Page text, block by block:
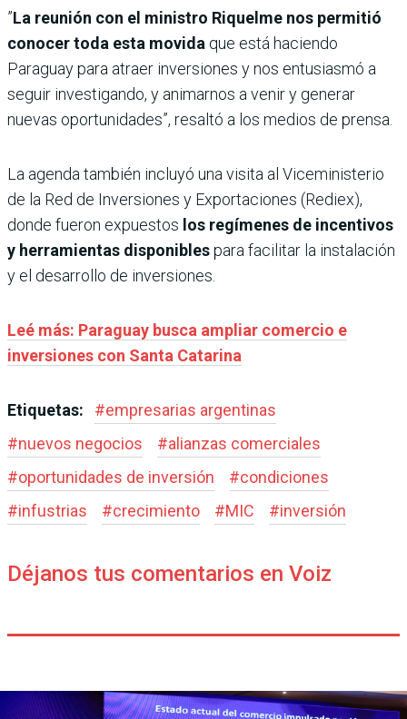
”La reunión con el ministro Riquelme nos permitió
conocer toda esta movida que está haciendo
Paraguay para atraer inversiones y nos entusiasmó a
seguir investigando, y animarnos a venir y generar
nuevas oportunidades”, resaltó a los medios de prensa.
La agenda también incluyó una visita al Viceministerio
de la Red de Inversiones y Exportaciones (Rediex),
donde fueron expuestos los regímenes de incentivos
y herramientas disponiblespara facilitar la instalación
y el desarrollo de inversiones.
Leé más: Paraguay busca ampliar comercio e
inversiones con Santa Catarina
Etiquetas: #empresarias argentinas
#nuevos negocios #alianzas comerciales
#oportunidades de inversión #condiciones
#infustrias #crecimiento #MIC #inversión
Déjanos tus comentarios en Voiz